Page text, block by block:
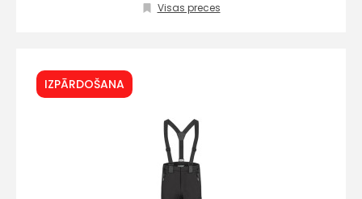
Visas preces
IZPĀRDOŠANA